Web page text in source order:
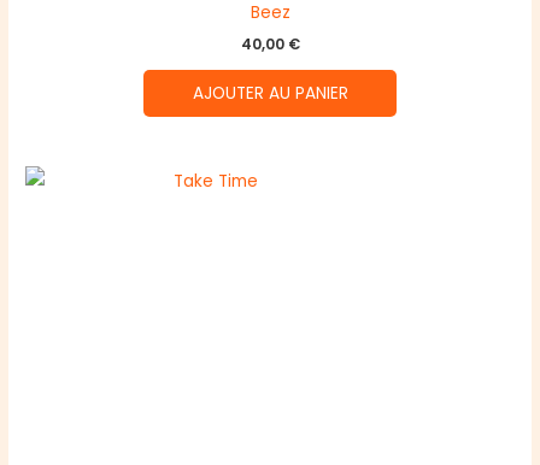
Beez
40,00 €
AJOUTER AU PANIER